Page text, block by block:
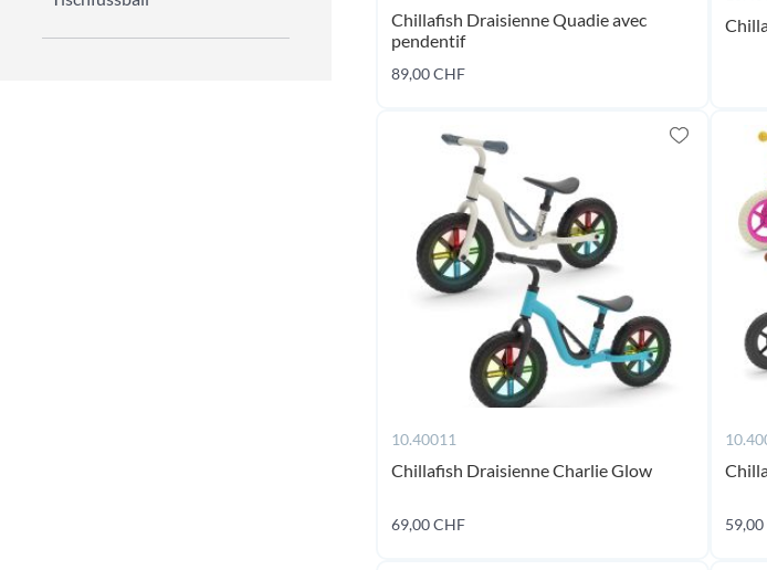
Chillafish Draisienne Quadie avec
pendentif
89,00 CHF
10.40011
Chillafish Draisienne Charlie Glow
69,00 CHF